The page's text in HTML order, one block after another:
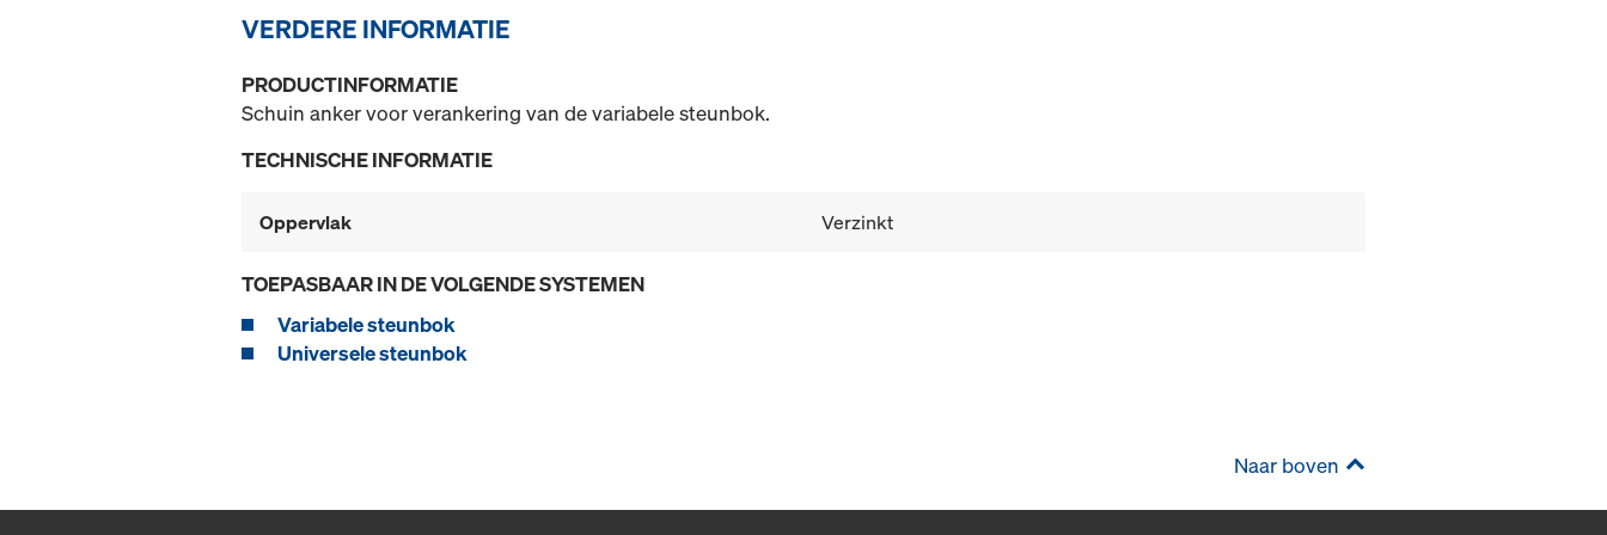
VERDERE INFORMATIE
PRODUCTINFORMATIE
Schuin anker voor verankering van de variabele steunbok.
TECHNISCHE INFORMATIE
Oppervlak Verzinkt
TOEPASBAAR IN DE VOLGENDE SYSTEMEN
Variabele steunbok
Universele steunbok
Naar boven